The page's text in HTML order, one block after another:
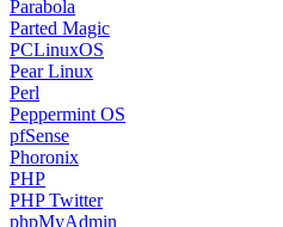
Parabola
Parted Magic
PCLinuxOS
Pear Linux
Perl
Peppermint OS
pfSense
Phoronix
PHP
PHP Twitter
phpMyAdmin